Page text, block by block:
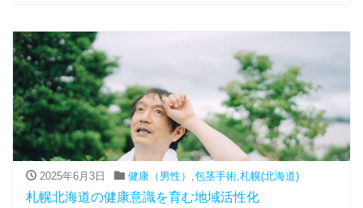
2025年6月3日 健康（男性） ,包茎手術,札幌(北海道)
札幌北海道の健康意識を育む地域活性化